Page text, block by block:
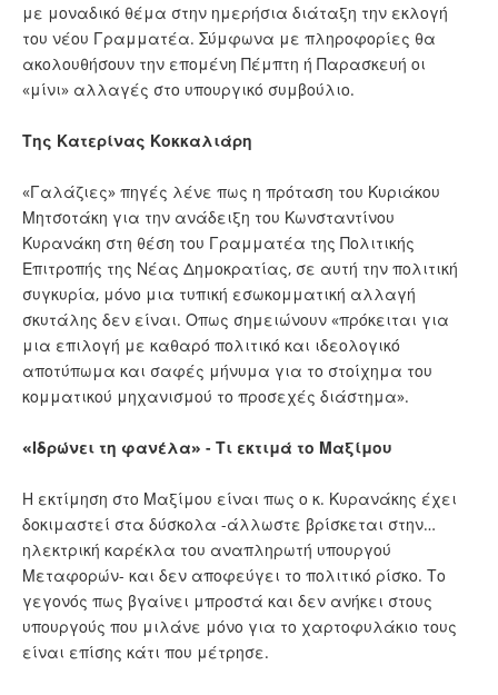
με μοναδικό θέμα στην ημερήσια διάταξη την εκλογή
του νέου Γραμματέα. Σύμφωνα με πληροφορίες θα
ακολουθήσουν την επομένη Πέμπτη ή Παρασκευή οι
«μίνι» αλλαγές στο υπουργικό συμβούλιο.
Της Κατερίνας Κοκκαλιάρη
«Γαλάζιες» πηγές λένε πως η πρόταση του Κυριάκου
Μητσοτάκη για την ανάδειξη του Κωνσταντίνου
Κυρανάκη στη θέση του Γραμματέα της Πολιτικής
Επιτροπής της Νέας Δημοκρατίας, σε αυτή την πολιτική
συγκυρία, μόνο μια τυπική εσωκομματική αλλαγή
σκυτάλης δεν είναι. Οπως σημειώνουν «πρόκειται για
μια επιλογή με καθαρό πολιτικό και ιδεολογικό
αποτύπωμα και σαφές μήνυμα για το στοίχημα του
κομματικού μηχανισμού το προσεχές διάστημα».
«Ιδρώνει τη φανέλα» - Τι εκτιμά το Μαξίμου
Η εκτίμηση στο Μαξίμου είναι πως ο κ. Κυρανάκης έχει
δοκιμαστεί στα δύσκολα -άλλωστε βρίσκεται στην…
ηλεκτρική καρέκλα του αναπληρωτή υπουργού
Μεταφορών- και δεν αποφεύγει το πολιτικό ρίσκο. Το
γεγονός πως βγαίνει μπροστά και δεν ανήκει στους
υπουργούς που μιλάνε μόνο για το χαρτοφυλάκιο τους
είναι επίσης κάτι που μέτρησε.